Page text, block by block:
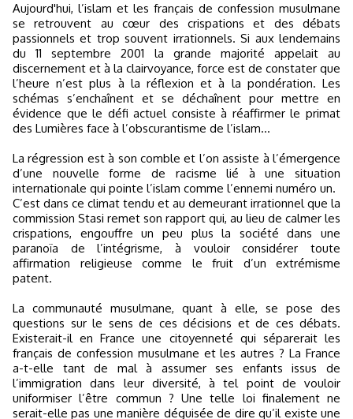
Aujourd'hui, l’islam et les français de confession musulmane
se retrouvent au cœur des crispations et des débats
passionnels et trop souvent irrationnels. Si aux lendemains
du 11 septembre 2001 la grande majorité appelait au
discernement et à la clairvoyance, force est de constater que
l’heure n’est plus à la réflexion et à la pondération. Les
schémas s’enchaînent et se déchaînent pour mettre en
évidence que le défi actuel consiste à réaffirmer le primat
des Lumières face à l’obscurantisme de l’islam…
La régression est à son comble et l’on assiste à l’émergence
d’une nouvelle forme de racisme lié à une situation
internationale qui pointe l’islam comme l’ennemi numéro un.
C’est dans ce climat tendu et au demeurant irrationnel que la
commission Stasi remet son rapport qui, au lieu de calmer les
crispations, engouffre un peu plus la société dans une
paranoïa de l’intégrisme, à vouloir considérer toute
affirmation religieuse comme le fruit d’un extrémisme
patent.
La communauté musulmane, quant à elle, se pose des
questions sur le sens de ces décisions et de ces débats.
Existerait-il en France une citoyenneté qui séparerait les
français de confession musulmane et les autres ? La France
a-t-elle tant de mal à assumer ses enfants issus de
l’immigration dans leur diversité, à tel point de vouloir
uniformiser l’être commun ? Une telle loi finalement ne
serait-elle pas une manière déguisée de dire qu’il existe une